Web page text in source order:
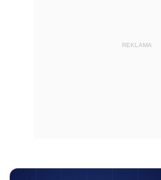
REKLAMA